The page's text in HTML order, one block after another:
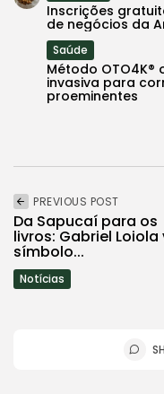
Inscrições
de negócios da
Saúde
Método
invasiva para
proeminentes
PREVIOUS POST
Da Sapucaí para os
livros: Gabriel Loiola
símbolo...
Notícias